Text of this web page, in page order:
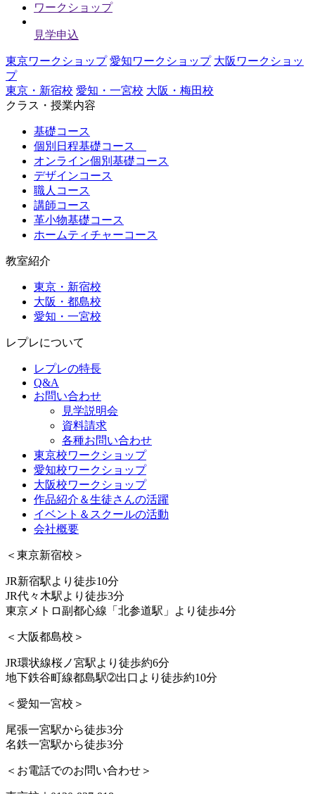
ワークショップ
見学申込
東京ワークショップ 愛知ワークショップ 大阪ワークショッ
プ
東京・新宿校 愛知・一宮校 大阪・梅田校
クラス・授業内容
基礎コース
個別日程基礎コース
オンライン個別基礎コース
デザインコース
職人コース
講師コース
革小物基礎コース
ホームティチャーコース
教室紹介
東京・新宿校
大阪・都島校
愛知・一宮校
レプレについて
レプレの特長
Q&A
お問い合わせ
見学説明会
資料請求
各種お問い合わせ
東京校ワークショップ
愛知校ワークショップ
大阪校ワークショップ
作品紹介＆生徒さんの活躍
イベント＆スクールの活動
会社概要
＜東京新宿校＞
JR新宿駅より徒歩10分
JR代々木駅より徒歩3分
東京メトロ副都心線「北参道駅」より徒歩4分
＜大阪都島校＞
JR環状線桜ノ宮駅より徒歩約6分
地下鉄谷町線都島駅➁出口より徒歩約10分
＜愛知一宮校＞
尾張一宮駅から徒歩3分
名鉄一宮駅から徒歩3分
＜お電話でのお問い合わせ＞